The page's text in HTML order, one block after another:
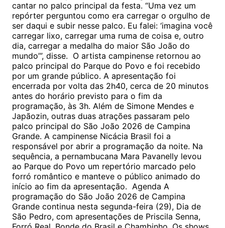
cantar no palco principal da festa. “Uma vez um
repórter perguntou como era carregar o orgulho de
ser daqui e subir nesse palco. Eu falei: ‘imagina você
carregar lixo, carregar uma ruma de coisa e, outro
dia, carregar a medalha do maior São João do
mundo’”, disse. O artista campinense retornou ao
palco principal do Parque do Povo e foi recebido
por um grande público. A apresentação foi
encerrada por volta das 2h40, cerca de 20 minutos
antes do horário previsto para o fim da
programação, às 3h. Além de Simone Mendes e
Japãozin, outras duas atrações passaram pelo
palco principal do São João 2026 de Campina
Grande. A campinense Nicácia Brasil foi a
responsável por abrir a programação da noite. Na
sequência, a pernambucana Mara Pavanelly levou
ao Parque do Povo um repertório marcado pelo
forró romântico e manteve o público animado do
início ao fim da apresentação. Agenda A
programação do São João 2026 de Campina
Grande continua nesta segunda-feira (29), Dia de
São Pedro, com apresentações de Priscila Senna,